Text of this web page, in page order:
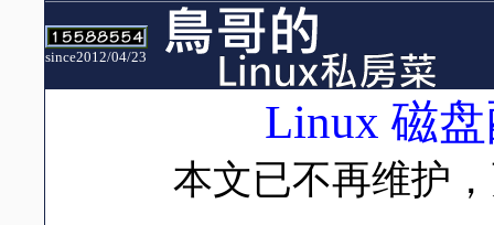
since2012/04/23
Linux 磁
本文已不再维护